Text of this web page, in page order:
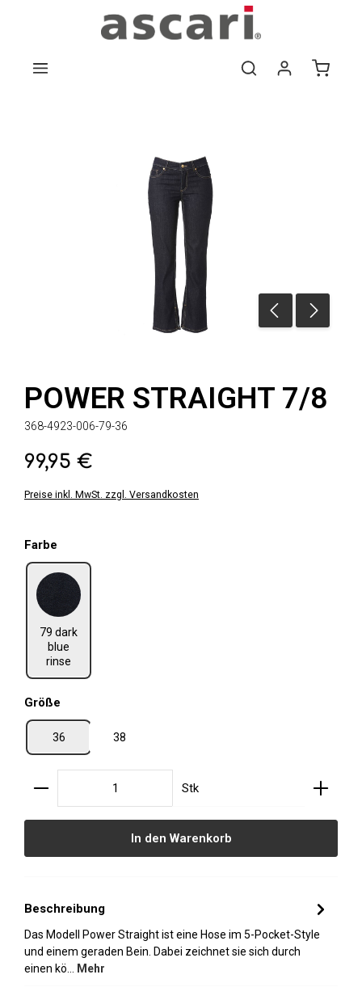
Zum Hauptinhalt springen
POWER STRAIGHT 7/8
368-4923-006-79-36
Regulärer Preis:
99,95 €
Preise inkl. MwSt. zzgl. Versandkosten
Farbe
79 dark
blue
rinse
79 dark blue rinse
Größe
36 38
Produkt Anzahl: Gib den gewünschten Wert ein
Stk
In den Warenkorb
Beschreibung
Das Modell Power Straight ist eine Hose im 5-Pocket-Style
und einem geraden Bein. Dabei zeichnet sie sich durch
einen kö…
Mehr